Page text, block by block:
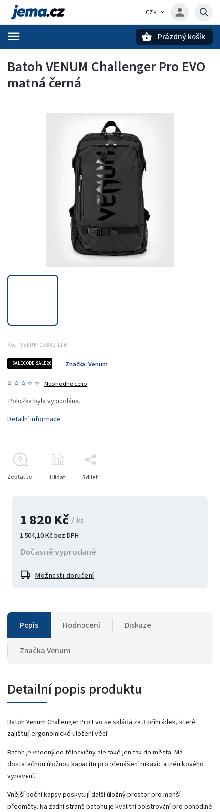
CZK
Prázdný košík
Batoh VENUM Challenger Pro EVO
matná černá
Kód: VENUM-03832-114
SALECODE:SALE20:20:%
Neohodnoceno
Značka: Venum
1 820 Kč/ ks
1 504,10 Kč bez DPH
Dočasně vyprodané
Možnosti doručení
Položka byla vyprodána…
Detailní informace
Zeptat se Hlídat Sdílet
Popis Hodnocení Diskuze
ZnačkaVenum
Detailní popis produktu
Batoh Venum Challenger Pro Evo se skládá ze 3 přihrádek, které
zajišťují ergonomické uložení věcí.
Batoh je vhodný do tělocvičny ale také jen tak do města. Má
dostatečnou úložnou kapacitu pro přenášení rukavic a trénikového
vybavení.
Vnější boční kapsy poskytují další úložný prostor pro menší
předměty. Na zadní straně batohu je kvalitní polstrování pro pohodlné